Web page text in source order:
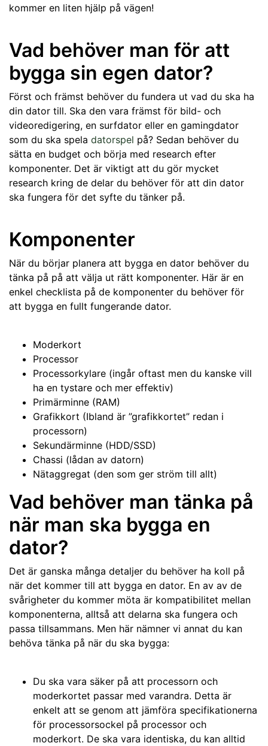
kommer en liten hjälp på vägen!
Vad behöver man för att
bygga sin egen dator?
Först och främst behöver du fundera ut vad du ska ha
din dator till. Ska den vara främst för bild- och
videoredigering, en surfdator eller en gamingdator
som du ska spela datorspel på? Sedan behöver du
sätta en budget och börja med research efter
komponenter. Det är viktigt att du gör mycket
research kring de delar du behöver för att din dator
ska fungera för det syfte du tänker på.
Komponenter
När du börjar planera att bygga en dator behöver du
tänka på på att välja ut rätt komponenter. Här är en
enkel checklista på de komponenter du behöver för
att bygga en fullt fungerande dator.
Moderkort
Processor
Processorkylare (ingår oftast men du kanske vill
ha en tystare och mer effektiv)
Primärminne (RAM)
Grafikkort (Ibland är ”grafikkortet” redan i
processorn)
Sekundärminne (HDD/SSD)
Chassi (lådan av datorn)
Nätaggregat (den som ger ström till allt)
Vad behöver man tänka på
när man ska bygga en
dator?
Det är ganska många detaljer du behöver ha koll på
när det kommer till att bygga en dator. En av av de
svårigheter du kommer möta är kompatibilitet mellan
komponenterna, alltså att delarna ska fungera och
passa tillsammans. Men här nämner vi annat du kan
behöva tänka på när du ska bygga:
Du ska vara säker på att processorn och
moderkortet passar med varandra. Detta är
enkelt att se genom att jämföra specifikationerna
för processorsockel på processor och
moderkort. De ska vara identiska, du kan alltid